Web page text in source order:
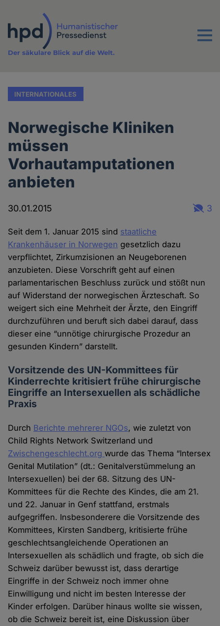
Inhalt
Menu
Der säkulare Blick auf die Welt.
INTERNATIONALES
Norwegische Kliniken
müssen
Vorhautamputationen
anbieten
30.01.2015 3
Seit dem 1. Januar 2015 sind staatliche
Krankenhäuser in Norwegen gesetzlich dazu
verpflichtet, Zirkumzisionen an Neugeborenen
anzubieten. Diese Vorschrift geht auf einen
parlamentarischen Beschluss zurück und stößt nun
auf Widerstand der norwegischen Ärzteschaft. So
weigert sich eine Mehrheit der Ärzte, den Eingriff
durchzuführen und beruft sich dabei darauf, dass
dieser eine “unnötige chirurgische Prozedur an
gesunden Kindern” darstellt.
Vorsitzende des UN-Kommittees für
Kinderrechte kritisiert frühe chirurgische
Eingriffe an Intersexuellen als schädliche
Praxis
Durch Berichte mehrerer NGOs, wie zuletzt von
Child Rights Network Switzerland und
Zwischengeschlecht.orgwurde das Thema “Intersex
Genital Mutilation” (dt.: Genitalverstümmelung an
Intersexuellen) bei der 68. Sitzung des UN-
Kommittees für die Rechte des Kindes, die am 21.
und 22. Januar in Genf stattfand, erstmals
aufgegriffen. Insbesonderere die Vorsitzende des
Kommittees, Kirsten Sandberg, kritisierte frühe
geschlechtsangleichende Operationen an
Intersexuellen als schädlich und fragte, ob sich die
Schweiz darüber bewusst ist, dass derartige
Eingriffe in der Schweiz noch immer ohne
Einwilligung und nicht im besten Interesse der
Kinder erfolgen. Darüber hinaus wollte sie wissen,
ob die Schweiz bereit ist, eine Diskussion über